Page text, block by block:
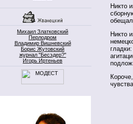
Михаил Златковский
Перлодром
Владимир Вишневский
Борис Жутовский
журнал "Бесэдер?"
Игорь Иртеньев
Никто
обещал
Никто